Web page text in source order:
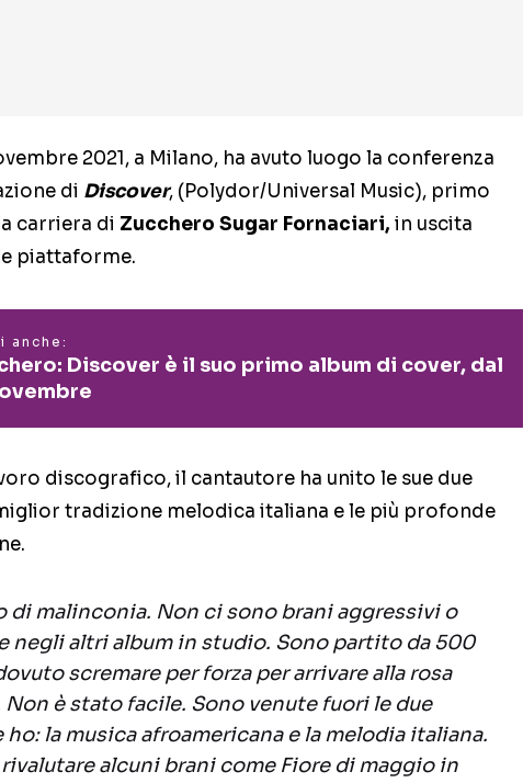
2021, a Milano, ha avuto luogo la conferenza
di Discover, (Polydor/Universal Music), primo
carriera di Zucchero Sugar Fornaciari, in uscita
piattaforme.
anche:
Discover è il suo primo album di cover, dal
discografico, il cantautore ha unito le sue due
tradizione melodica italiana e le più profonde
di malinconia. Non ci sono brani aggressivi o
negli altri album in studio. Sono partito da 500
scremare per forza per arrivare alla rosa
è stato facile. Sono venute fuori le due
ho: la musica afroamericana e la melodia italiana.
alcuni brani come Fiore di maggio in